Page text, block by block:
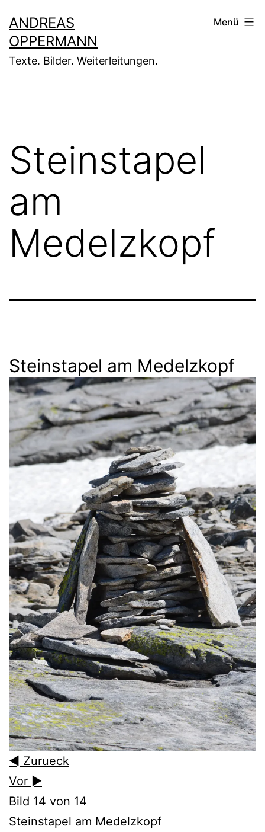
Inhalt
springen
ANDREAS
OPPERMANN
Texte. Bilder. Weiterleitungen.
Menü
Steinstapel
am
Medelzkopf
Steinstapel am Medelzkopf
◄ Zurueck
Vor ►
Bild 14 von 14
Steinstapel am Medelzkopf